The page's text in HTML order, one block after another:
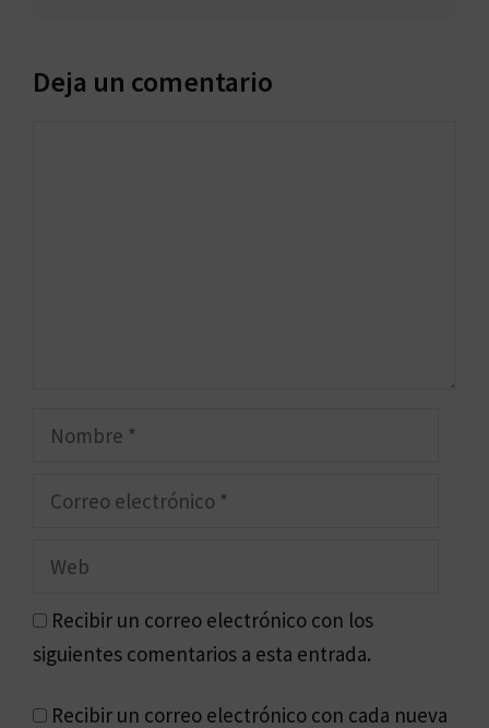
Deja un comentario
Nombre
Recibir un correo electrónico con los
siguientes comentarios a esta entrada.
Recibir un correo electrónico con cada nueva